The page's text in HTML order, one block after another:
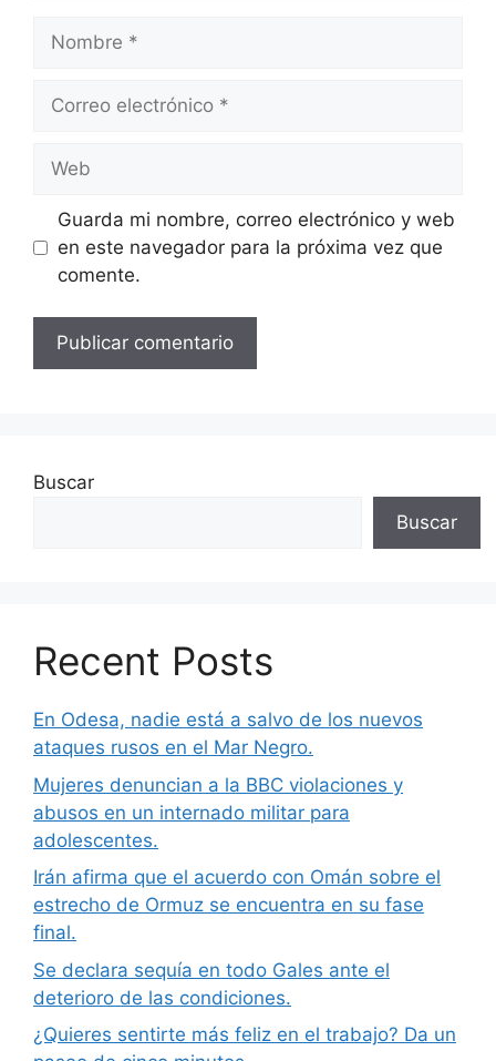
electrónico
Guarda mi nombre, correo electrónico y web
en este navegador para la próxima vez que
comente.
Buscar
Buscar
Recent Posts
En Odesa, nadie está a salvo de los nuevos
ataques rusos en el Mar Negro.
Mujeres denuncian a la BBC violaciones y
abusos en un internado militar para
adolescentes.
Irán afirma que el acuerdo con Omán sobre el
estrecho de Ormuz se encuentra en su fase
final.
Se declara sequía en todo Gales ante el
deterioro de las condiciones.
¿Quieres sentirte más feliz en el trabajo? Da un